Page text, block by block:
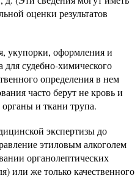
оценки результатов
укупорки, оформления и
судебно-химического
определения в нем
часто берут не кровь и
и ткани трупа.
экспертизы до
этиловым алкоголем
органолептических
или же только качественного